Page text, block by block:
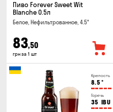
Пиво Forever Sweet Wit
Blanche 0.5л
Белое, Нефильтрованное, 4.5°
83,50
грн за 1 шт
Крепость
8.5 °
Горечь
35 IBU